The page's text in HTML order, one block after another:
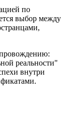
по
выбор между
реальности"
внутри